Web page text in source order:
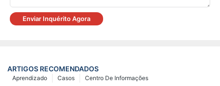
Enviar Inquérito Agora
ARTIGOS RECOMENDADOS
Centro De Informações
Casos
Aprendizado